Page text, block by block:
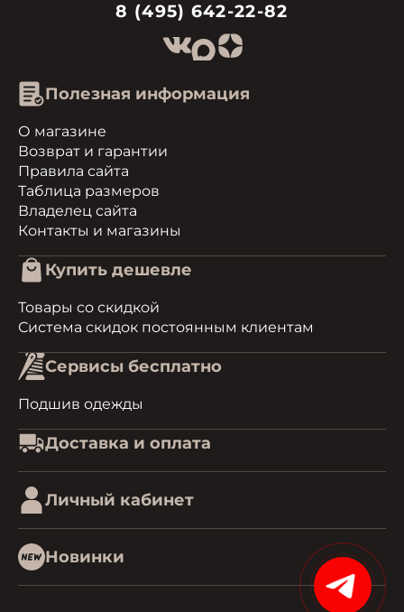
8 (495) 642-22-82
Полезная информация
О магазине
Возврат и гарантии
Правила сайта
Таблица размеров
Владелец сайта
Контакты и магазины
Купить дешевле
Товары со скидкой
Система скидок постоянным клиентам
Сервисы бесплатно
Подшив одежды
Доставка и оплата
Личный кабинет
Новинки